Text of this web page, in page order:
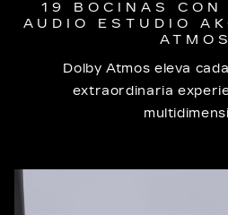
19 BOCINAS CON
AUDIO ESTUDIO
Dolby Atmos eleva
extraordinaria